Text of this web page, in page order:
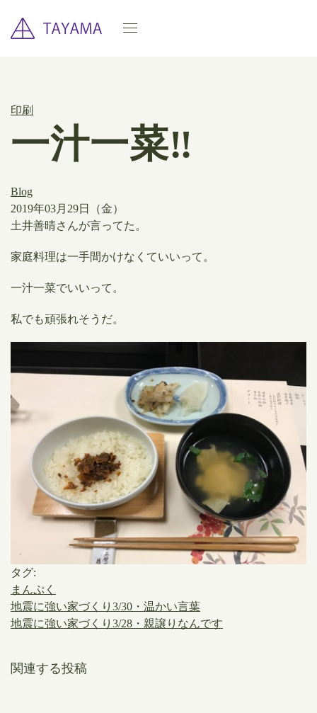
印刷
一汁一菜‼
Blog
2019年03月29日（金）
​土井善晴さんが言ってた。
家庭料理は一手間かけなくていいって。
一汁一菜でいいって。
私でも頑張れそうだ。
タグ:
まんぷく
地震に強い家づくり3/30・温かい言葉
地震に強い家づくり3/28・親譲りなんです
関連する投稿